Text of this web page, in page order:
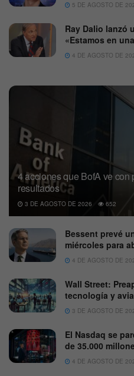
5 DE AGOSTO DE
Ray Dalio lanzó
«Estamos en
4 DE AGOSTO DE
4 acciones que BofA ve con
resultados
3 DE AGOSTO DE 2026 652
Bessent prevé
miércoles para
4 DE AGOSTO DE
Wall Street:
tecnología y
3 DE AGOSTO DE
El Nasdaq se
de 35.000
4 DE AGOSTO DE